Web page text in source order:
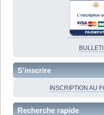
S'inscrire
INSCRIPTION AU
Recherche rapide